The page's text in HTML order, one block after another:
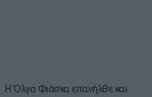
Η Όλγα Φιάσκα επανήλθε και